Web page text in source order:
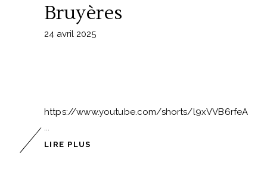
Bruyères
24 avril 2025
https://www.youtube.com/shorts/l9xVVB6rfeA
LIRE PLUS